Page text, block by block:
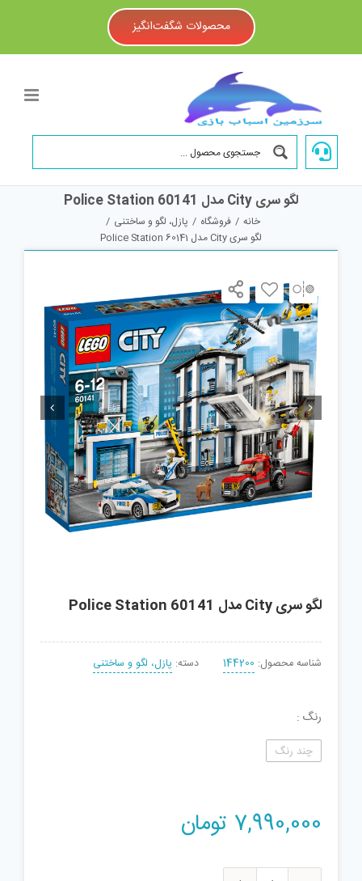
محصولات شگفت‌انگیز
لگو سری City مدل Police Station 60141
خانه / فروشگاه / پازل، لگو و ساختنی /
لگو سری City مدل Police Station 60141
 
لگو سری City مدل Police Station 60141
شناسه محصول: 144200 دسته: پازل، لگو و ساختنی
رنگ
چند رنگ
7,990,000 تومان